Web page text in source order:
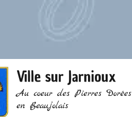
Ville sur Jarnioux
Au coeur des Pierres Dorées
en Beaujolais